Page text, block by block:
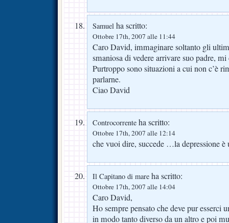
Samuel ha scritto:
Ottobre 17th, 2007 alle 11:44
Caro David, immaginare soltanto gli
smaniosa di vedere arrivare suo padre,
Purtroppo sono situazioni a cui non c’è
parlarne.
Ciao David
Controcorrente ha scritto:
Ottobre 17th, 2007 alle 12:14
che vuoi dire, succede …la depressione
Il Capitano di mare ha scritto:
Ottobre 17th, 2007 alle 14:04
Caro David,
Ho sempre pensato che deve pur esserci
in modo tanto diverso da un altro e poi